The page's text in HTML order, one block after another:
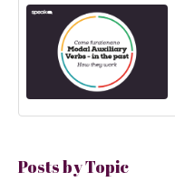
Posts by Topic